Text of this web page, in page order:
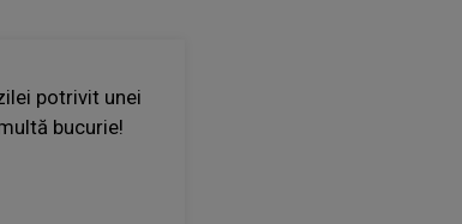
potrivit unei
bucurie!